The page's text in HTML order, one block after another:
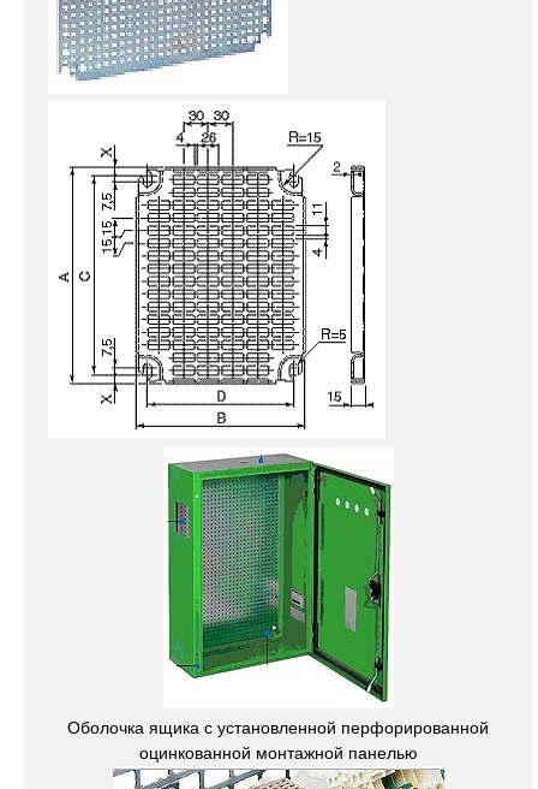
Оболочка ящика с установленной перфорированной
оцинкованной монтажной панелью